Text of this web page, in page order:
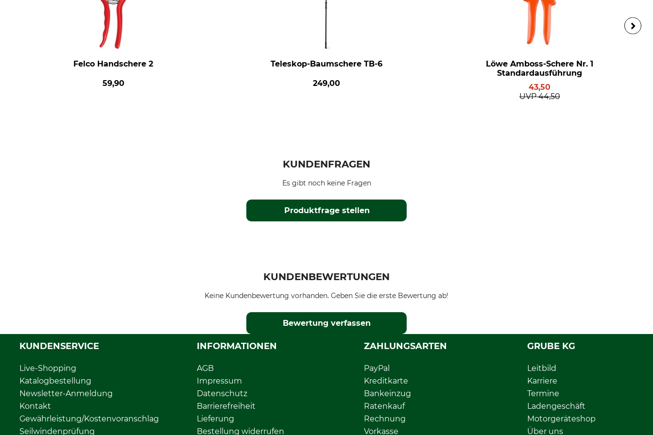
Felco Handschere 2
59,90
Teleskop-Baumschere TB-6
249,00
Löwe Amboss-Schere Nr. 1
Standardausführung
43,50
UVP 44,50
KUNDENFRAGEN
Produktfrage stellen
Es gibt noch keine Fragen
KUNDENBEWERTUNGEN
Keine Kundenbewertung vorhanden. Geben Sie die erste Bewertung ab!
Bewertung verfassen
KUNDENSERVICE
Live-Shopping
Katalogbestellung
Newsletter-Anmeldung
Kontakt
Gewährleistung/Kostenvoranschlag
Seilwindenprüfung
INFORMATIONEN
AGB
Impressum
Datenschutz
Barrierefreiheit
Lieferung
Bestellung widerrufen
ZAHLUNGSARTEN
PayPal
Kreditkarte
Bankeinzug
Ratenkauf
Rechnung
Vorkasse
GRUBE KG
Leitbild
Karriere
Termine
Ladengeschäft
Motorgeräteshop
Über uns